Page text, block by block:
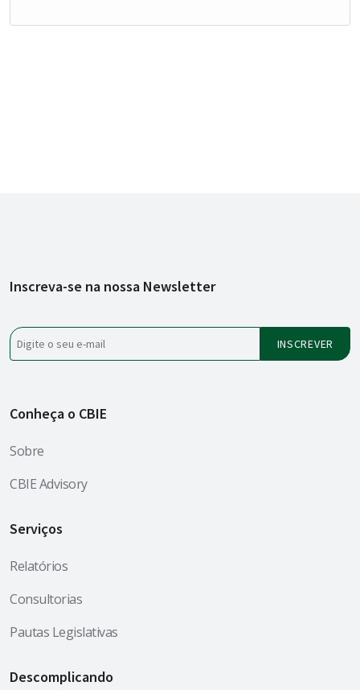
Inscreva-se na nossa Newsletter
Conheça o CBIE
Sobre
CBIE Advisory
Serviços
Relatórios
Consultorias
Pautas Legislativas
Descomplicando